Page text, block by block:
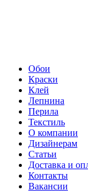
Обои
Краски
Клей
Лепнина
Перила
Текстиль
О компании
Дизайнерам
Статьи
Доставка и
Контакты
Вакансии